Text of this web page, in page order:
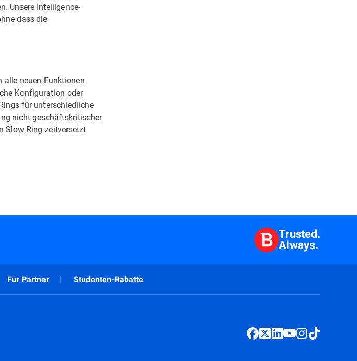
Unsere Intelligence-
dass die
alle neuen Funktionen
Konfiguration oder
für unterschiedliche
nicht geschäftskritischer
Slow Ring zeitversetzt
Trusted.
Always.
Für Partner Studenten-Rabatte